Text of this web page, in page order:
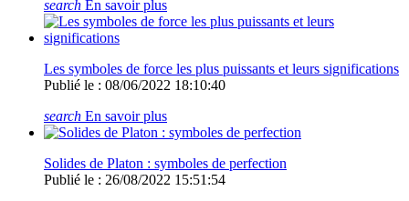
search En savoir plus
Les symboles de force les plus puissants et leurs significations
Publié le : 08/06/2022 18:10:40
search En savoir plus
Solides de Platon : symboles de perfection
Publié le : 26/08/2022 15:51:54